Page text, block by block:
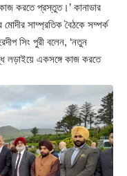
করতে প্রস্তুত।’ কানাডার
মোদীর সাম্প্রতিক বৈঠকে সম্পর্ক
সিং পুরী বলেন, ‘নতুন
লড়াইয়ে একসঙ্গে কাজ করতে